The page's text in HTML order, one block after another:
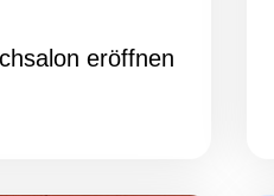
eröffnen